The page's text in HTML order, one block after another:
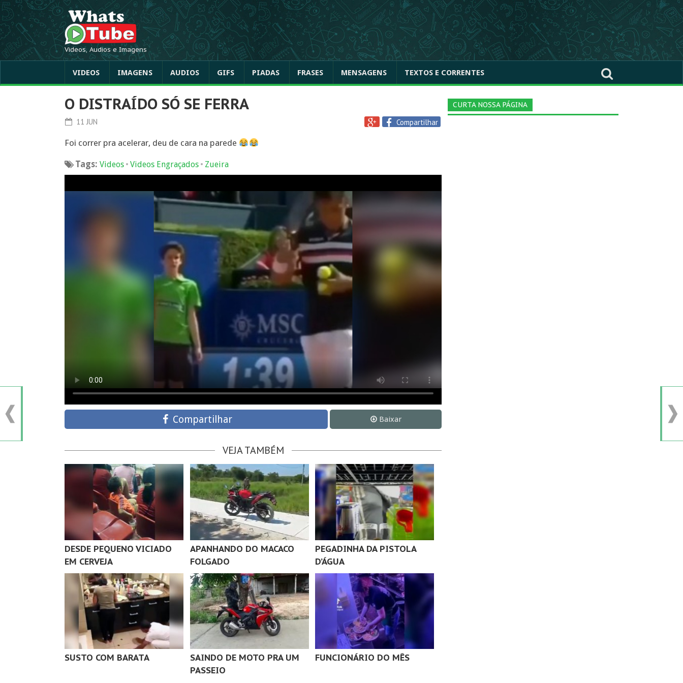
Videos, Audios e Imagens
VIDEOS IMAGENS AUDIOS GIFS PIADAS FRASES MENSAGENS TEXTOS E CORRENTES
O DISTRAÍDO SÓ SE FERRA
11 JUN Compartilhar
Foi correr pra acelerar, deu de cara na parede
Tags: Videos • Videos Engraçados • Zueira
Compartilhar Baixar
VEJA TAMBÉM
DESDE PEQUENO VICIADO
EM CERVEJA
APANHANDO DO MACACO
FOLGADO
PEGADINHA DA PISTOLA
D’ÁGUA
SUSTO COM BARATA
SAINDO DE MOTO PRA UM
PASSEIO
FUNCIONÁRIO DO MÊS
CURTA NOSSA PÁGINA